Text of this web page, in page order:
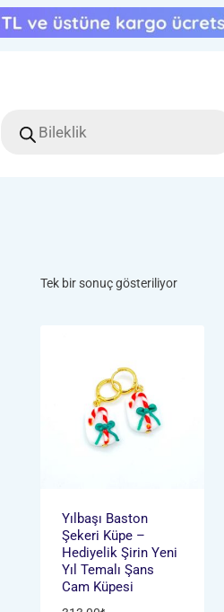
search
Tek bir sonuç gösteriliyor
Yılbaşı Baston
Şekeri Küpe –
Hediyelik Şirin Yeni
Yıl Temalı Şans
Cam Küpesi